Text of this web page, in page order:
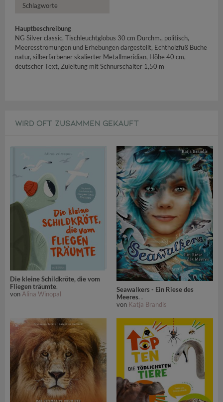
Schlagworte
Hauptbeschreibung
NG Silver classic, Tischleuchtglobus 30 cm Durchm., politisch,
Meeresströmungen und Erhebungen dargestellt, Echtholzfuß Buche
natur, silberfarbener skalierter Metallmeridian, Höhe 40 cm,
deutscher Text, Zuleitung mit Schnurschalter 1,50 m
WIRD OFT ZUSAMMEN GEKAUFT
Die kleine Schildkröte, die vom
Fliegen träumte.
von Alina Winopal
Seawalkers - Ein Riese des
Meeres. .
von Katja Brandis